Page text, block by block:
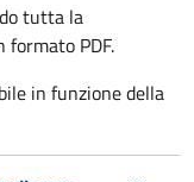
tutta la
PDF.
in funzione della